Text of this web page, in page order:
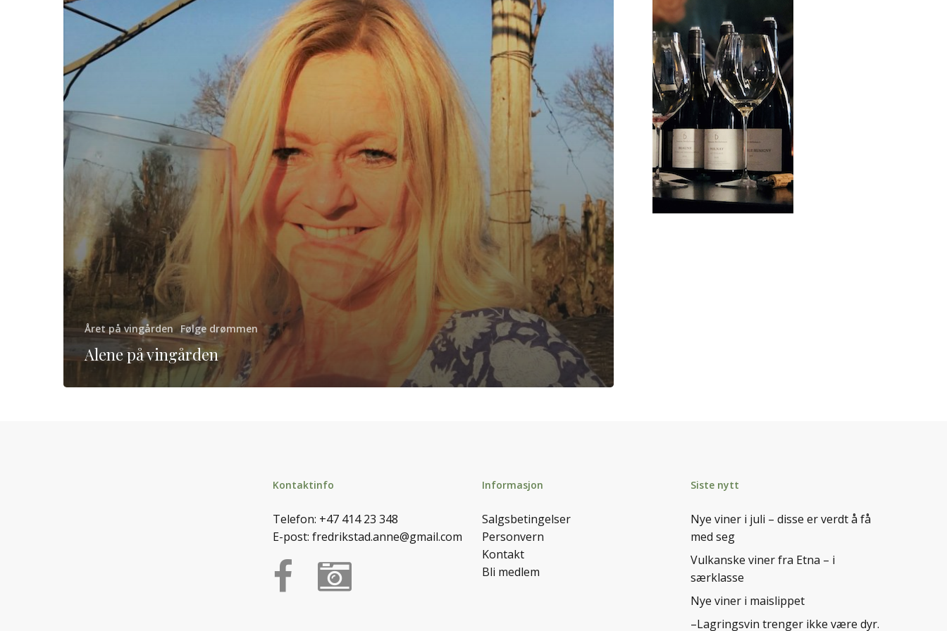
Året på vingården Følge drømmen
Alene på vingården
Kontaktinfo
Telefon: +47 414 23 348
E-post: fredrikstad.anne@gmail.com
Informasjon
Salgsbetingelser
Personvern
Kontakt
Bli medlem
Siste nytt
Nye viner i juli – disse er verdt å få
med seg
Vulkanske viner fra Etna – i
særklasse
Nye viner i maislippet
–Lagringsvin trenger ikke være dyr.